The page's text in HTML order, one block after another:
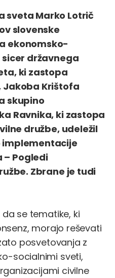
sveta Marko Lotrič
slovenske
ekonomsko-
državnega
ki zastopa
Jakoba Krištofa
skupino
Ravnika, ki zastopa
družbe, udeležil
implementacije
– Pogledi
Zbrane je tudi
se tematike, ki
morajo reševati
posvetovanja z
socialnimi sveti,
civilne